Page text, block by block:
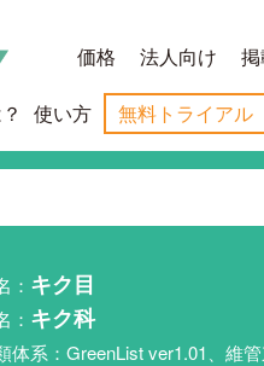
価格 法人向け
使い方 無料トライアル
： キク目
： キク科
体系：GreenList ver1.01、維